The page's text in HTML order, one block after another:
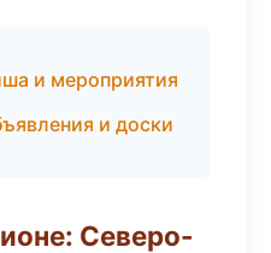
и мероприятия
и доски
Северо-